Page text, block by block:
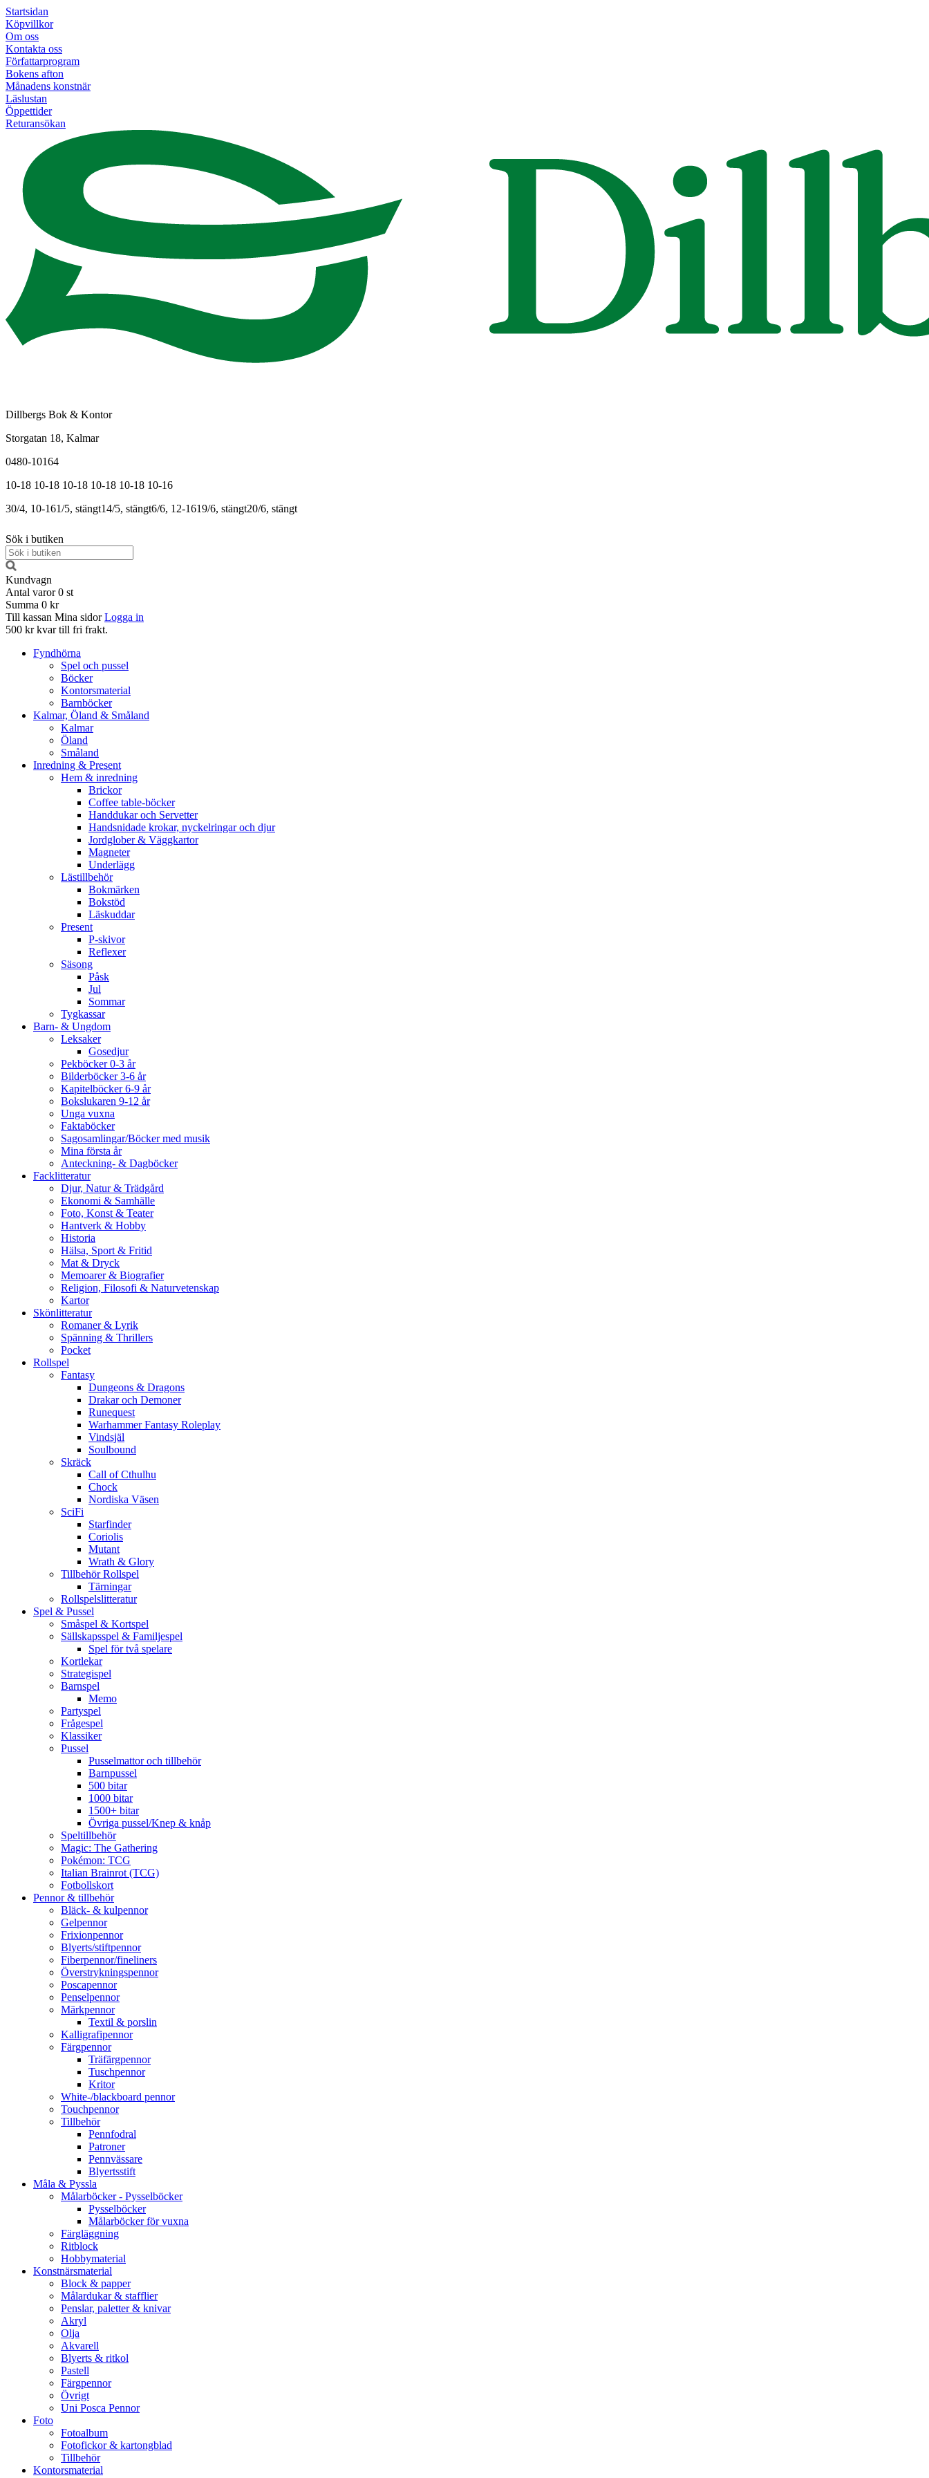
Startsidan
Köpvillkor
Om oss
Kontakta oss
Författarprogram
Bokens afton
Månadens konstnär
Läslustan
Öppettider
Returansökan
Dillbergs Bok & Kontor
Storgatan 18, Kalmar
0480-10164
10-18 10-18 10-18 10-18 10-18 10-16
30/4, 10-161/5, stängt14/5, stängt6/6, 12-1619/6, stängt20/6, stängt
Sök i butiken
Kundvagn
Antal varor 0 st
Summa 0 kr
Till kassan Mina sidor Logga in
500 kr kvar till fri frakt.
Fyndhörna
Spel och pussel
Böcker
Kontorsmaterial
Barnböcker
Kalmar, Öland & Småland
Kalmar
Öland
Småland
Inredning & Present
Hem & inredning
Brickor
Coffee table-böcker
Handdukar och Servetter
Handsnidade krokar, nyckelringar och djur
Jordglober & Väggkartor
Magneter
Underlägg
Lästillbehör
Bokmärken
Bokstöd
Läskuddar
Present
P-skivor
Reflexer
Säsong
Påsk
Jul
Sommar
Tygkassar
Barn- & Ungdom
Leksaker
Gosedjur
Pekböcker 0-3 år
Bilderböcker 3-6 år
Kapitelböcker 6-9 år
Bokslukaren 9-12 år
Unga vuxna
Faktaböcker
Sagosamlingar/Böcker med musik
Mina första år
Anteckning- & Dagböcker
Facklitteratur
Djur, Natur & Trädgård
Ekonomi & Samhälle
Foto, Konst & Teater
Hantverk & Hobby
Historia
Hälsa, Sport & Fritid
Mat & Dryck
Memoarer & Biografier
Religion, Filosofi & Naturvetenskap
Kartor
Skönlitteratur
Romaner & Lyrik
Spänning & Thrillers
Pocket
Rollspel
Fantasy
Dungeons & Dragons
Drakar och Demoner
Runequest
Warhammer Fantasy Roleplay
Vindsjäl
Soulbound
Skräck
Call of Cthulhu
Chock
Nordiska Väsen
SciFi
Starfinder
Coriolis
Mutant
Wrath & Glory
Tillbehör Rollspel
Tärningar
Rollspelslitteratur
Spel & Pussel
Småspel & Kortspel
Sällskapsspel & Familjespel
Spel för två spelare
Kortlekar
Strategispel
Barnspel
Memo
Partyspel
Frågespel
Klassiker
Pussel
Pusselmattor och tillbehör
Barnpussel
500 bitar
1000 bitar
1500+ bitar
Övriga pussel/Knep & knåp
Speltillbehör
Magic: The Gathering
Pokémon: TCG
Italian Brainrot (TCG)
Fotbollskort
Pennor & tillbehör
Bläck- & kulpennor
Gelpennor
Frixionpennor
Blyerts/stiftpennor
Fiberpennor/fineliners
Överstrykningspennor
Poscapennor
Penselpennor
Märkpennor
Textil & porslin
Kalligrafipennor
Färgpennor
Träfärgpennor
Tuschpennor
Kritor
White-/blackboard pennor
Touchpennor
Tillbehör
Pennfodral
Patroner
Pennvässare
Blyertsstift
Måla & Pyssla
Målarböcker - Pysselböcker
Pysselböcker
Målarböcker för vuxna
Färgläggning
Ritblock
Hobbymaterial
Konstnärsmaterial
Block & papper
Målardukar & stafflier
Penslar, paletter & knivar
Akryl
Olja
Akvarell
Blyerts & ritkol
Pastell
Färgpennor
Övrigt
Uni Posca Pennor
Foto
Fotoalbum
Fotofickor & kartongblad
Tillbehör
Kontorsmaterial